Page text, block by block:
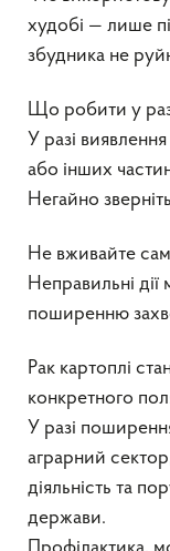
худобі — лише
збудника не
Що робити у
У разі
або інших
Негайно
Не вживайте
Неправильні
поширенню
Рак картоплі
конкретного
У разі
аграрний
діяльність та
держави.